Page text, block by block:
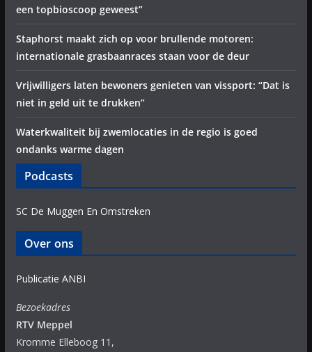
een topbioscoop geweest”
Staphorst maakt zich op voor brullende motoren:
internationale grasbaanraces staan voor de deur
Vrijwilligers laten bewoners genieten van vissport: “Dat is
niet in geld uit te drukken”
Waterkwaliteit bij zwemlocaties in de regio is goed
ondanks warme dagen
Podcasts
SC De Muggen En Omstreken
Over ons
Publicatie ANBI
Bezoekadres
RTV Meppel
Kromme Elleboog 11,